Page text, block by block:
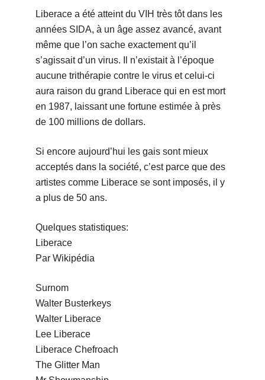
Liberace a été atteint du VIH très tôt dans les
années SIDA, à un âge assez avancé, avant
même que l’on sache exactement qu’il
s’agissait d’un virus. Il n’existait à l’époque
aucune trithérapie contre le virus et celui-ci
aura raison du grand Liberace qui en est mort
en 1987, laissant une fortune estimée à près
de 100 millions de dollars.
Si encore aujourd’hui les gais sont mieux
acceptés dans la société, c’est parce que des
artistes comme Liberace se sont imposés, il y
a plus de 50 ans.
Quelques statistiques:
Liberace
Par Wikipédia
Surnom
Walter Busterkeys
Walter Liberace
Lee Liberace
Liberace Chefroach
The Glitter Man